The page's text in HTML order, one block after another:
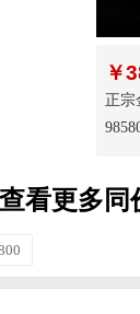
￥
正宗
查看更多同